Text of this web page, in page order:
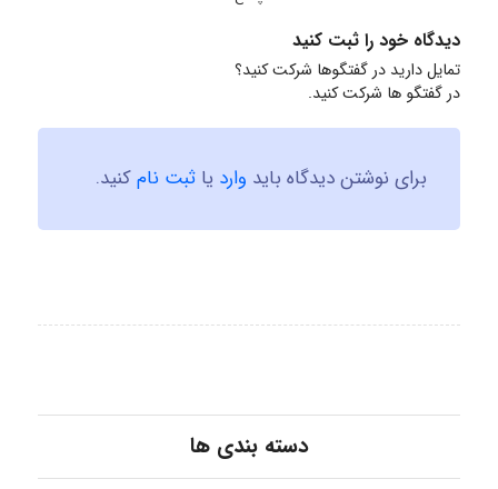
دیدگاه خود را ثبت کنید
تمایل دارید در گفتگوها شرکت کنید؟
در گفتگو ها شرکت کنید.
برای نوشتن دیدگاه باید وارد یا ثبت نامکنید.
دسته بندی ها